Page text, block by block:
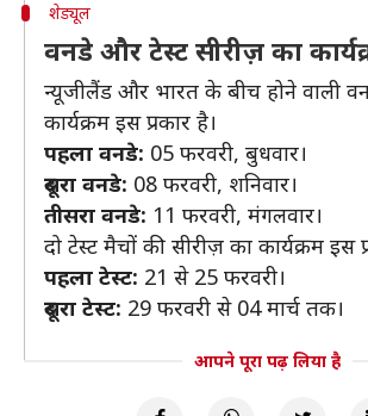
शेड्यूल
वनडे और टेस्ट सीरीज़ का
न्यूजीलैंड और भारत के बीच होने वाली
कार्यक्रम इस प्रकार है।
पहला वनडे: 05 फरवरी, बुधवार।
दूसरा वनडे: 08 फरवरी, शनिवार।
तीसरा वनडे: 11 फरवरी, मंगलवार।
दो टेस्ट मैचों की सीरीज़ का कार्यक्रम इस
पहला टेस्ट: 21 से 25 फरवरी।
दूसरा टेस्ट: 29 फरवरी से 04 मार्च तक।
आपने पूरा पढ़ लिया है